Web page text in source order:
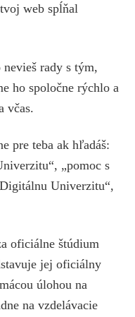
web spĺňal
rady s tým,
ho spoločne rýchlo a
včas.
pre teba ak hľadáš:
„pomoc s
Univerzitu“,
oficiálne štúdium
jej oficiálny
úlohou na
na vzdelávacie